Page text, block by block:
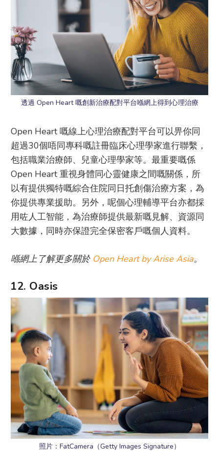
透過 Open Heart 嘅創新治療配對平台喺網上得到心理治療
Open Heart 嘅線上心理治療配對平台可以畀你同
超過30個唔同專科嘅註冊臨床心理學家進行聯繫，
包括職業治療師、兒童心理學家等。最重要嘅係
Open Heart 重視身體同心靈健康之間嘅關係，所
以有提供獨特嘅綜合住院同日托創傷治療方案，為
你提供專業援助。另外，呢個心理輔導平台亦都採
用咗人工智能，為治療師提供最新嘅見解、資源同
大數據，同時亦保證完全保密客戶嘅個人資料。
喺網上了解更多關於 Open Heart by Arise Asia。
12. Oasis
照片：FatCamera（Getty Images Signature）